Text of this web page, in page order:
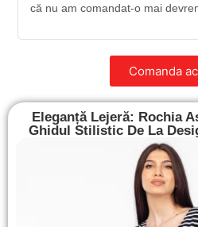
că nu am comandat-o mai
Comanda
Eleganță Lejeră: Rochia
Ghidul Stilistic De La